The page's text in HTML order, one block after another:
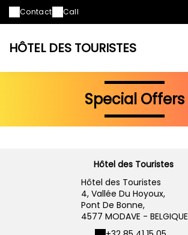
Contact Call
HÔTEL DES TOURISTES
Special Offers
Hôtel des Touristes
Hôtel des Touristes
4, Vallée Du Hoyoux,
Pont De Bonne,
4577 MODAVE - BELGIQUE